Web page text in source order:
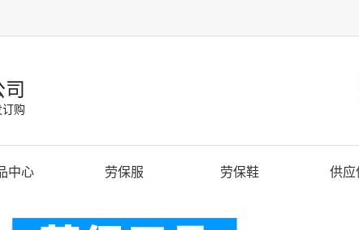
购
中心 劳保服 劳保鞋 供应